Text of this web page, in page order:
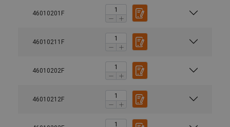
46010201F
46010211F
46010202F
46010212F